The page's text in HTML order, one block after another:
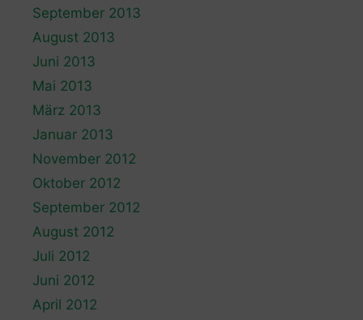
September 2013
August 2013
Juni 2013
Mai 2013
März 2013
Januar 2013
November 2012
Oktober 2012
September 2012
August 2012
Juli 2012
Juni 2012
April 2012